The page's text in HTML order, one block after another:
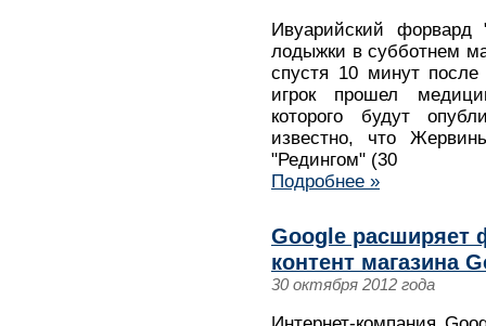
Ивуарийский форвард
лодыжки в субботнем
спустя 10 минут
игрок прошел
которого будут
известно, что
"Редингом" (30
Подробнее »
Google расширяет
контент магазина
30 октября 2012 года